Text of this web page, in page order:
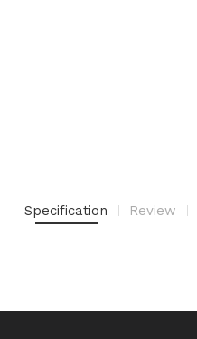
Specification Review